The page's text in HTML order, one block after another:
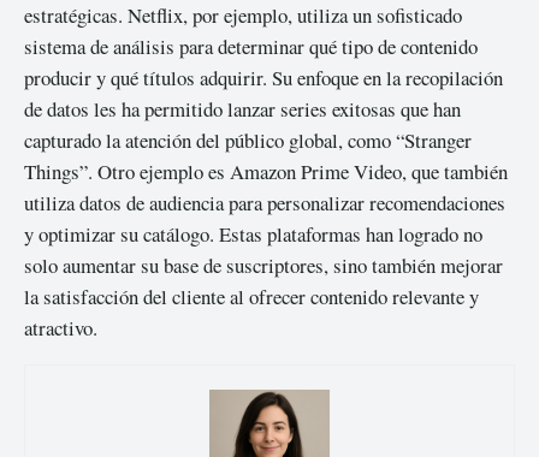
estratégicas. Netflix, por ejemplo, utiliza un sofisticado
sistema de análisis para determinar qué tipo de contenido
producir y qué títulos adquirir. Su enfoque en la recopilación
de datos les ha permitido lanzar series exitosas que han
capturado la atención del público global, como “Stranger
Things”. Otro ejemplo es Amazon Prime Video, que también
utiliza datos de audiencia para personalizar recomendaciones
y optimizar su catálogo. Estas plataformas han logrado no
solo aumentar su base de suscriptores, sino también mejorar
la satisfacción del cliente al ofrecer contenido relevante y
atractivo.